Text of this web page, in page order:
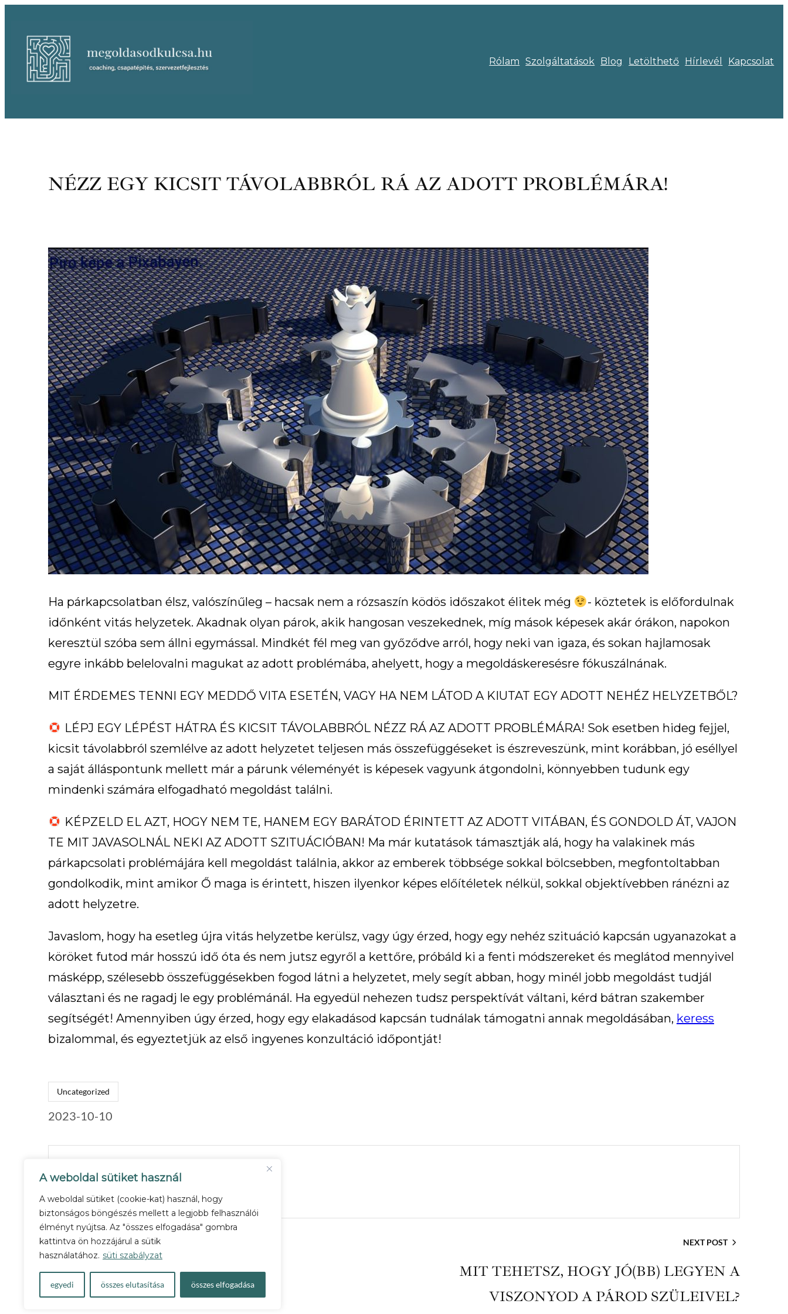
A weboldal sütiket használ
A weboldal sütiket (cookie-kat) használ, hogy
biztonságos böngészés mellett a legjobb felhasználói
élményt nyújtsa. Az "összes elfogadása" gombra
kattintva ön hozzájárul a sütik
használatához. süti szabályzat
egyedi összes elutasítása összes elfogadása
tartalomhoz
Rólam Szolgáltatások Blog Letölthető Hírlevél Kapcsolat
NÉZZ EGY KICSIT TÁVOLABBRÓL RÁ AZ ADOTT PROBLÉMÁRA!
Ha párkapcsolatban élsz, valószínűleg – hacsak nem a rózsaszín ködös időszakot élitek még
- köztetek is előfordulnak
időnként vitás helyzetek. Akadnak olyan párok, akik hangosan veszekednek, míg mások képesek akár órákon, napokon
keresztül szóba sem állni egymással. Mindkét fél meg van győződve arról, hogy neki van igaza, és sokan hajlamosak
egyre inkább belelovalni magukat az adott problémába, ahelyett, hogy a megoldáskeresésre fókuszálnának.
MIT ÉRDEMES TENNI EGY MEDDŐ VITA ESETÉN, VAGY HA NEM LÁTOD A KIUTAT EGY ADOTT NEHÉZ HELYZETBŐL?
LÉPJ EGY LÉPÉST HÁTRA ÉS KICSIT TÁVOLABBRÓL NÉZZ RÁ AZ ADOTT PROBLÉMÁRA! Sok esetben hideg fejjel,
kicsit távolabbról szemlélve az adott helyzetet teljesen más összefüggéseket is észreveszünk, mint korábban, jó eséllyel
a saját álláspontunk mellett már a párunk véleményét is képesek vagyunk átgondolni, könnyebben tudunk egy
mindenki számára elfogadható megoldást találni.
KÉPZELD EL AZT, HOGY NEM TE, HANEM EGY BARÁTOD ÉRINTETT AZ ADOTT VITÁBAN, ÉS GONDOLD ÁT, VAJON
TE MIT JAVASOLNÁL NEKI AZ ADOTT SZITUÁCIÓBAN! Ma már kutatások támasztják alá, hogy ha valakinek más
párkapcsolati problémájára kell megoldást találnia, akkor az emberek többsége sokkal bölcsebben, megfontoltabban
gondolkodik, mint amikor Ő maga is érintett, hiszen ilyenkor képes előítéletek nélkül, sokkal objektívebben ránézni az
adott helyzetre.
Javaslom, hogy ha esetleg újra vitás helyzetbe kerülsz, vagy úgy érzed, hogy egy nehéz szituáció kapcsán ugyanazokat a
köröket futod már hosszú idő óta és nem jutsz egyről a kettőre, próbáld ki a fenti módszereket és meglátod mennyivel
másképp, szélesebb összefüggésekben fogod látni a helyzetet, mely segít abban, hogy minél jobb megoldást tudjál
választani és ne ragadj le egy problémánál. Ha egyedül nehezen tudsz perspektívát váltani, kérd bátran szakember
segítségét! Amennyiben úgy érzed, hogy egy elakadásod kapcsán tudnálak támogatni annak megoldásában, keress
bizalommal, és egyeztetjük az első ingyenes konzultáció időpontját!
Uncategorized
2023-10-10
Admin
PREV POST
A PÁRKAPCSOLAT VITAMINJA
NEXT POST
MIT TEHETSZ, HOGY JÓ(BB) LEGYEN A
VISZONYOD A PÁROD SZÜLEIVEL?